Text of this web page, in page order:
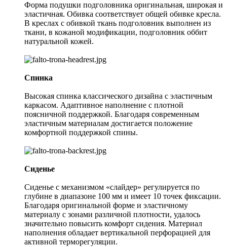
Форма подушки подголовника оригинальная, широкая и
эластичная. Обивка соответствует общей обивке кресла.
В креслах с обивкой ткань подголовник выполнен из
ткани, в кожаной модификации, подголовник оббит
натуральной кожей.
Спинка
Высокая спинка классического дизайна с эластичным
каркасом. Адаптивное наполнение с плотной
поясничной поддержкой. Благодаря современным
эластичным материалам достигается положение
комфортной поддержкой спины.
Сиденье
Сиденье с механизмом «слайдер» регулируется по
глубине в диапазоне 100 мм и имеет 10 точек фиксации.
Благодаря оригинальной форме и эластичному
материалу с зонами различной плотности, удалось
значительно повысить комфорт сидения. Материал
наполнения обладает вертикальной перфорацией для
активной терморегуляции.